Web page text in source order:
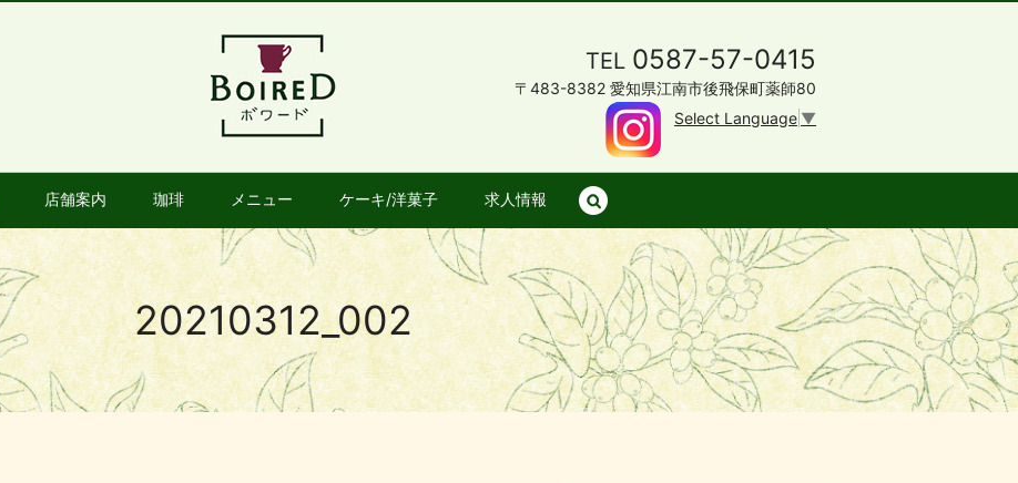
店舗案内 珈琲 メニュー ケーキ/洋菓子 求人情報 search
TEL 0587-57-0415
〒483-8382 愛知県江南市後飛保町薬師80
Select Language ▼
20210312_002